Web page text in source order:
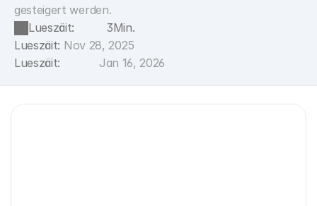
gesteigert werden.
Lueszäit:
3Min.
Lueszäit: Nov 28, 2025
Lueszäit:
Jan 16, 2026